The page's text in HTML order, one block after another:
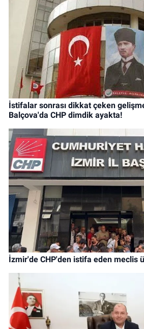
İstifalar sonrası dikkat çeken
Balçova'da CHP dimdik ayakta!
İzmir'de CHP'den istifa eden meclis